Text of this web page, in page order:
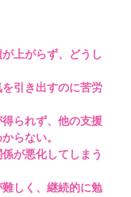
上がらず、どうし
引き出すのに苦労
られず、他の支援
らない。
が悪化してしまう
しく、継続的に勉